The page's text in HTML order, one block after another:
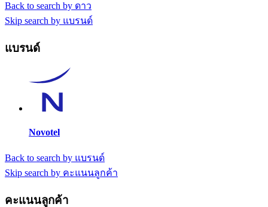
Back to search by ดาว
Skip search by แบรนด์
แบรนด์
Novotel
Back to search by แบรนด์
Skip search by คะแนนลูกค้า
คะแนนลูกค้า